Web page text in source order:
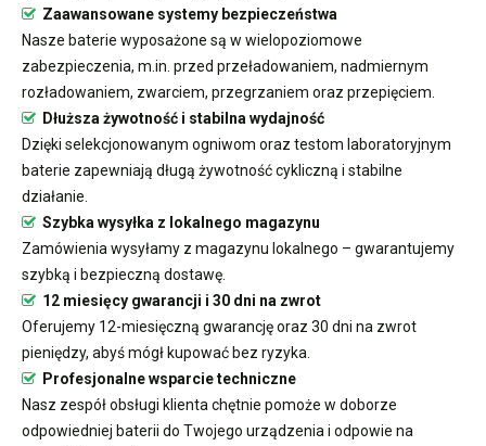
Zaawansowane systemy bezpieczeństwa
Nasze baterie wyposażone są w wielopoziomowe
zabezpieczenia, m.in. przed przeładowaniem, nadmiernym
rozładowaniem, zwarciem, przegrzaniem oraz przepięciem.
Dłuższa żywotność i stabilna wydajność
Dzięki selekcjonowanym ogniwom oraz testom laboratoryjnym
baterie zapewniają długą żywotność cykliczną i stabilne
działanie.
Szybka wysyłka z lokalnego magazynu
Zamówienia wysyłamy z magazynu lokalnego – gwarantujemy
szybką i bezpieczną dostawę.
12 miesięcy gwarancji i 30 dni na zwrot
Oferujemy 12-miesięczną gwarancję oraz 30 dni na zwrot
pieniędzy, abyś mógł kupować bez ryzyka.
Profesjonalne wsparcie techniczne
Nasz zespół obsługi klienta chętnie pomoże w doborze
odpowiedniej baterii do Twojego urządzenia i odpowie na